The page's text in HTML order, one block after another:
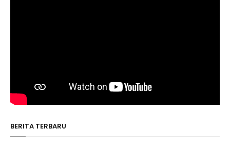
BERITA TERBARU